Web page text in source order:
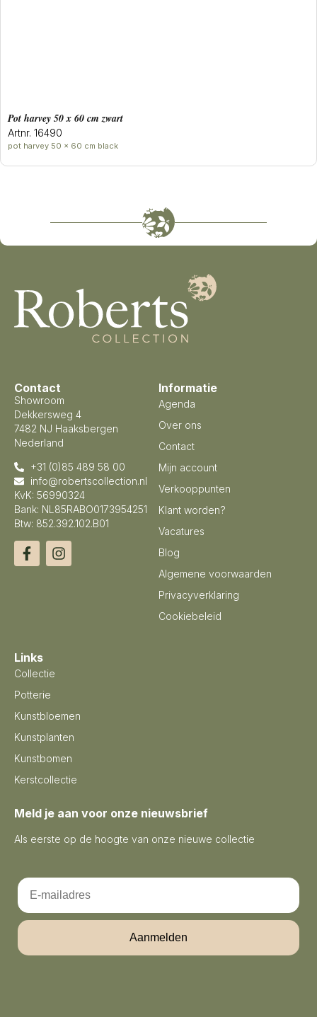
Pot harvey 50 x 60 cm zwart
Artnr. 16490
pot harvey 50 x 60 cm black
Contact
Showroom
Dekkersweg 4
7482 NJ Haaksbergen
Nederland
+31 (0)85 489 58 00
info@robertscollection.nl
KvK: 56990324
Bank: NL85RABO0173954251
Btw: 852.392.102.B01
Informatie
Agenda
Over ons
Contact
Mijn account
Verkooppunten
Klant worden?
Vacatures
Blog
Algemene voorwaarden
Privacyverklaring
Cookiebeleid
Links
Collectie
Potterie
Kunstbloemen
Kunstplanten
Kunstbomen
Kerstcollectie
Meld je aan voor onze nieuwsbrief
Als eerste op de hoogte van onze nieuwe collectie
Email
Aanmelden